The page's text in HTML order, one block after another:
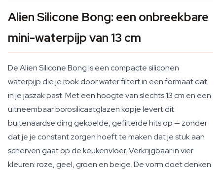
Alien Silicone Bong: een onbreekbare
mini-waterpijp van 13 cm
De Alien Silicone Bong is een compacte siliconen
waterpijp die je rook door water filtert in een formaat dat
in je jaszak past. Met een hoogte van slechts 13 cm en een
uitneembaar borosilicaatglazen kopje levert dit
buitenaardse ding gekoelde, gefilterde hits op — zonder
dat je je constant zorgen hoeft te maken dat je stuk aan
scherven gaat op de keukenvloer. Verkrijgbaar in vier
kleuren: roze, geel, groen en beige. De vorm doet denken